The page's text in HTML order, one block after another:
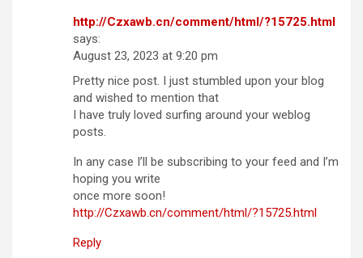
http://Czxawb.cn/comment/html/?15725.html
says:
August 23, 2023 at 9:20 pm
Pretty nice post. I just stumbled upon your blog
and wished to mention that
I have truly loved surfing around your weblog
posts.
In any case I’ll be subscribing to your feed and I’m
hoping you write
once more soon!
http://Czxawb.cn/comment/html/?15725.html
Reply